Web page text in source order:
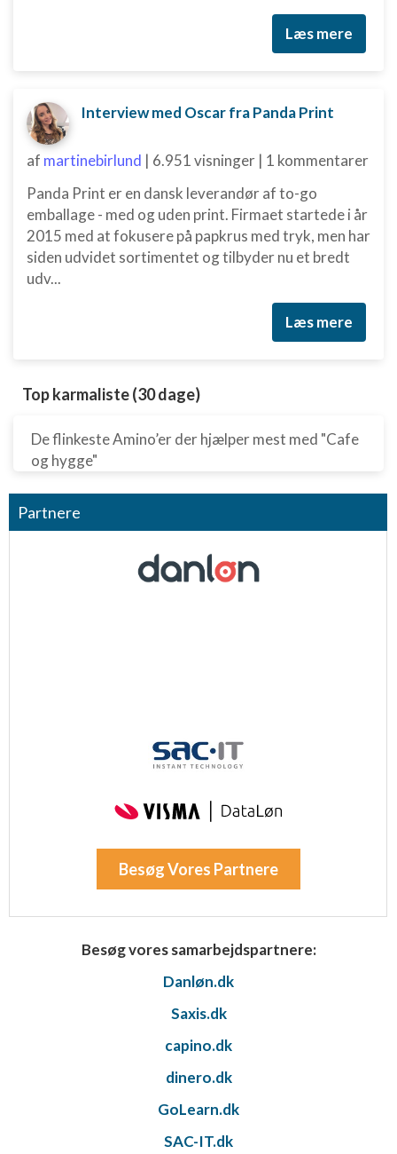
Læs mere
Interview med Oscar fra Panda Print
af martinebirlund | 6.951 visninger | 1 kommentarer
Panda Print er en dansk leverandør af to-go
emballage - med og uden print. Firmaet startede i år
2015 med at fokusere på papkrus med tryk, men har
siden udvidet sortimentet og tilbyder nu et bredt
udv...
Læs mere
Top karmaliste (30 dage)
De flinkeste Amino’er der hjælper mest med "Cafe
og hygge"
Partnere
Besøg Vores Partnere
Besøg vores samarbejdspartnere:
Danløn.dk
Saxis.dk
capino.dk
dinero.dk
GoLearn.dk
SAC-IT.dk